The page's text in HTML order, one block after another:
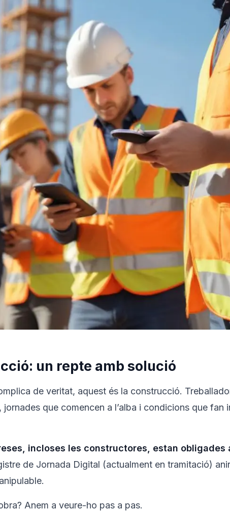
un repte amb solució
de veritat, aquest és la construcció.
que comencen a l’alba i condicions que fan
incloses les constructores, estan
de Jornada Digital (actualment en tramitació)
Anem a veure-ho pas a pas.